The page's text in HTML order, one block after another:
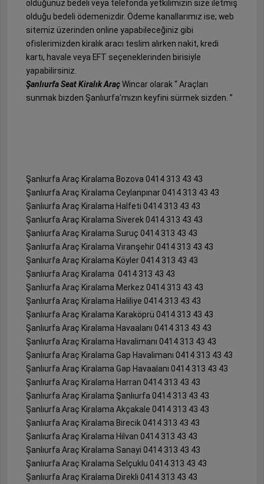
olduğunuz bedeli veya telefonda yetkilimizin size iletmiş
olduğu bedeli ödemenizdir. Ödeme kanallarımız ise; web
sitemiz üzerinden online yapabileceğiniz gibi
ofislerimizden kiralık aracı teslim alırken nakit, kredi
kartı, havale veya EFT seçeneklerinden birisiyle
yapabilirsiniz.
Şanlıurfa Seat Kiralık AraçWincar olarak “ Araçları
sunmak bizden Şanlıurfa’mızın keyfini sürmek sizden. ”
Şanlıurfa Araç Kiralama Bozova 0414 313 43 43
Şanlıurfa Araç Kiralama Ceylanpınar 0414 313 43 43
Şanlıurfa Araç Kiralama Halfeti 0414 313 43 43
Şanlıurfa Araç Kiralama Siverek 0414 313 43 43
Şanlıurfa Araç Kiralama Suruç 0414 313 43 43
Şanlıurfa Araç Kiralama Viranşehir 0414 313 43 43
Şanlıurfa Araç Kiralama Köyler 0414 313 43 43
Şanlıurfa Araç Kiralama 0414 313 43 43
Şanlıurfa Araç Kiralama Merkez 0414 313 43 43
Şanlıurfa Araç Kiralama Haliliye 0414 313 43 43
Şanlıurfa Araç Kiralama Karaköprü 0414 313 43 43
Şanlıurfa Araç Kiralama Havaalanı 0414 313 43 43
Şanlıurfa Araç Kiralama Havalimanı 0414 313 43 43
Şanlıurfa Araç Kiralama Gap Havalimanı 0414 313 43 43
Şanlıurfa Araç Kiralama Gap Havaalanı 0414 313 43 43
Şanlıurfa Araç Kiralama Harran 0414 313 43 43
Şanlıurfa Araç Kiralama Şanlıurfa 0414 313 43 43
Şanlıurfa Araç Kiralama Akçakale 0414 313 43 43
Şanlıurfa Araç Kiralama Birecik 0414 313 43 43
Şanlıurfa Araç Kiralama Hilvan 0414 313 43 43
Şanlıurfa Araç Kiralama Sanayi 0414 313 43 43
Şanlıurfa Araç Kiralama Selçuklu 0414 313 43 43
Şanlıurfa Araç Kiralama Direkli 0414 313 43 43